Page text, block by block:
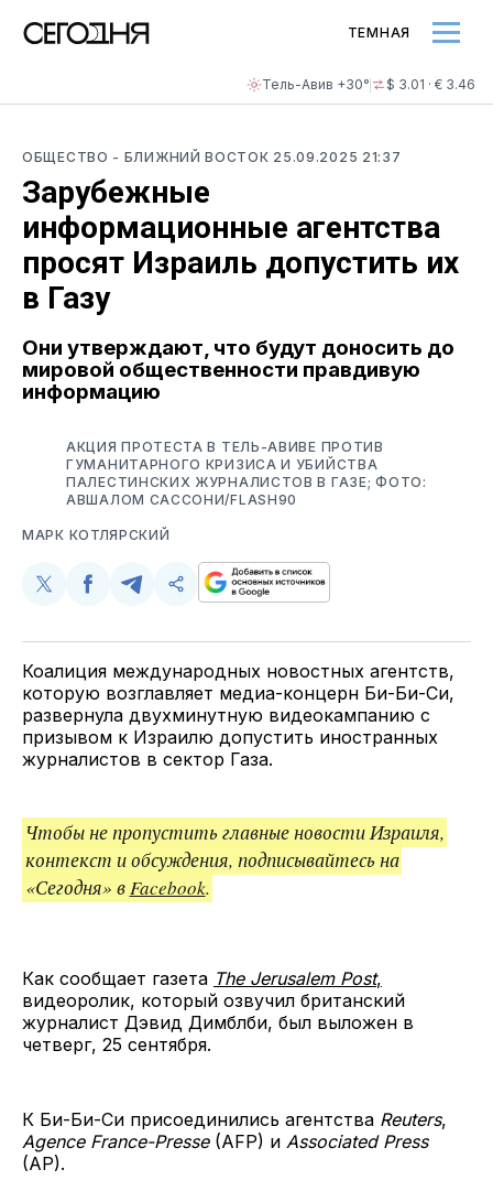
Тель-Авив +30° $ 3.01 · € 3.46
ТЕМНАЯ
ОБЩЕСТВО - БЛИЖНИЙ ВОСТОК 25.09.2025 21:37
Зарубежные
информационные агентства
просят Израиль допустить их
в Газу
Они утверждают, что будут доносить до
мировой общественности правдивую
информацию
АКЦИЯ ПРОТЕСТА В ТЕЛЬ-АВИВЕ ПРОТИВ
ГУМАНИТАРНОГО КРИЗИСА И УБИЙСТВА
ПАЛЕСТИНСКИХ ЖУРНАЛИСТОВ В ГАЗЕ; ФОТО:
АВШАЛОМ САССОНИ/FLASH90
МАРК КОТЛЯРСКИЙ
Поделиться
Twitter
Поделиться
Facebook
Поделиться
Telegram
Скопируйте
поделитесь
Коалиция международных новостных агентств,
которую возглавляет медиа-концерн Би-Би-Си,
развернула двухминутную видеокампанию с
призывом к Израилю допустить иностранных
журналистов в сектор Газа.
Чтобы не пропустить главные новости Израиля,
контекст и обсуждения, подписывайтесь на
«Сегодня» вFacebook.
Как сообщает газета The Jerusalem Post,
видеоролик, который озвучил британский
журналист Дэвид Димблби, был выложен в
четверг, 25 сентября.
К Би-Би-Си присоединились агентства Reuters,
Agence France-Presse(AFP) и Associated Press
(AP).